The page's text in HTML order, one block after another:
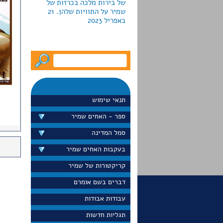
לקראת חג החנוכה2022 מוציאה
גלריה פרקש ביפו כרזות
צבאיות למכירה; חמש מהן
המחירים נעים מ-790 עד יותר
מ-5000 דולר
דייויד סלע הציג בערוץ 13 את
כרזת הדואר "הקדם במשלוח
ברכותיך לחגים" שעיצבו
האחים שמיר בראשית שנות
ה-60 הוא גם הציג את הכרזה
באתר הפופולרי שלו
"נוסטלגיה". ספטמבר 2022
תנאי שימוש
ספר - האחים שמיר
סמל המדינה
בעקבות האחים שמיר
קריקטורות של שמיר
דברים בשם אומרם
עבודות אבודות
תגליות חדשות